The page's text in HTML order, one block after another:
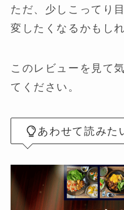
ただ、少しこってり
変したくなるかもし
このレビューを見て
てください。
あわせて読みた